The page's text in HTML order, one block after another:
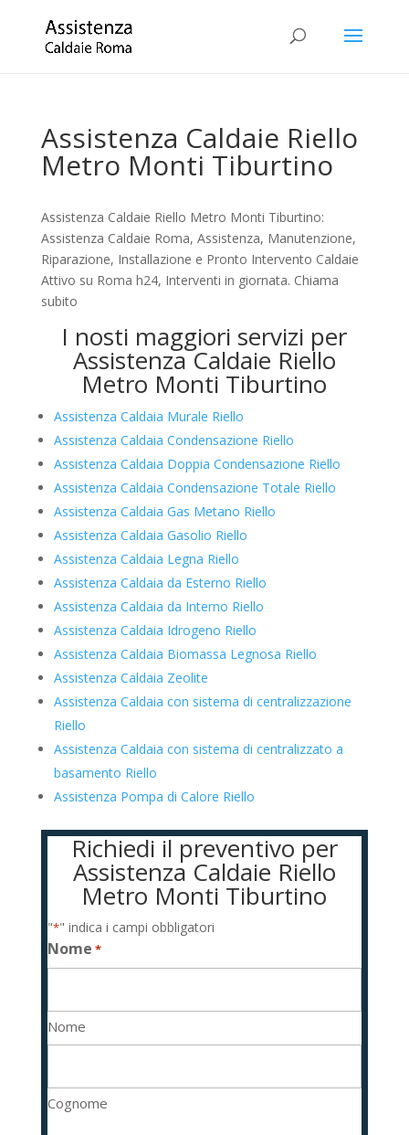
Assistenza Caldaie Riello
Metro Monti Tiburtino
Assistenza Caldaie Riello Metro Monti Tiburtino:
Assistenza Caldaie Roma, Assistenza, Manutenzione,
Riparazione, Installazione e Pronto Intervento Caldaie
Attivo su Roma h24, Interventi in giornata. Chiama
subito
I nosti maggiori servizi per
Assistenza Caldaie Riello
Metro Monti Tiburtino
Assistenza Caldaia Murale Riello
Assistenza Caldaia Condensazione Riello
Assistenza Caldaia Doppia Condensazione Riello
Assistenza Caldaia Condensazione Totale Riello
Assistenza Caldaia Gas Metano Riello
Assistenza Caldaia Gasolio Riello
Assistenza Caldaia Legna Riello
Assistenza Caldaia da Esterno Riello
Assistenza Caldaia da Interno Riello
Assistenza Caldaia Idrogeno Riello
Assistenza Caldaia Biomassa Legnosa Riello
Assistenza Caldaia Zeolite
Assistenza Caldaia con sistema di centralizzazione
Riello
Assistenza Caldaia con sistema di centralizzato a
basamento Riello
Assistenza Pompa di Calore Riello
Richiedi il preventivo per
Assistenza Caldaie Riello
Metro Monti Tiburtino
"*" indica i campi obbligatori
Nome *
Nome
Cognome